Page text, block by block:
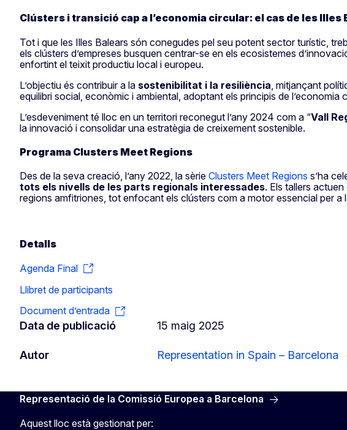
Clústers i transició cap a l’economia circular: el cas de les Illes
Tot i que les Illes Balears són conegudes pel seu potent sector turístic,
els clústers d’empreses busquen centrar-se en els ecosistemes
enfortint el teixit productiu local i europeu.
L’objectiu és contribuir a la sostenibilitat i la resiliència , mitjançant
equilibri social, econòmic i ambiental, adoptant els principis de l’economia
L’esdeveniment té lloc en un territori reconegut l’any 2024 com a “Vall
la innovació i consolidar una estratègia de creixement sostenible.
Programa Clusters Meet Regions
Des de la seva creació, l’any 2022, la sèrie Clusters Meet Regions s’ha
tots els nivells de les parts regionals interessades. Els tallers
regions amfitriones, tot enfocant els clústers com a motor essencial per a
Detalls
Agenda Final
Llibret de participants
Document d’entrada
Data de publicació 15 maig 2025
Autor Representation in Spain – Barcelona
Representació de la Comissió Europea a Barcelona
Aquest lloc està gestionat per: